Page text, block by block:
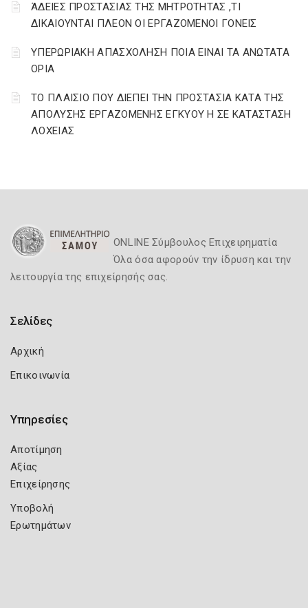
ΆΔΕΙΕΣ ΠΡΟΣΤΑΣΙΑΣ ΤΗΣ ΜΗΤΡΟΤΗΤΑΣ ,ΤΙ
ΔΙΚΑΙΟΥΝΤΑΙ ΠΛΕΟΝ ΟΙ ΕΡΓΑΖΟΜΕΝΟΙ ΓΟΝΕΙΣ
ΥΠΕΡΩΡΙΑΚΗ ΑΠΑΣΧΟΛΗΣΗ ΠΟΙΑ ΕΙΝΑΙ ΤΑ ΑΝΩΤΑΤΑ
ΟΡΙΑ
ΤΟ ΠΛΑΙΣΙΟ ΠΟΥ ΔΙΕΠΕΙ ΤΗΝ ΠΡΟΣΤΑΣΙΑ ΚΑΤΑ ΤΗΣ
ΑΠΟΛΥΣΗΣ ΕΡΓΑΖΟΜΕΝΗΣ ΕΓΚΥΟΥ Η ΣΕ ΚΑΤΑΣΤΑΣΗ
ΛΟΧΕΙΑΣ
ONLINE Σύμβουλος Επιχειρηματία
Όλα όσα αφορούν την ίδρυση και την
λειτουργία της επιχείρησής σας.
Σελίδες
Αρχική
Επικοινωνία
Υπηρεσίες
Αποτίμηση
Αξίας
Επιχείρησης
Υποβολή
Ερωτημάτων